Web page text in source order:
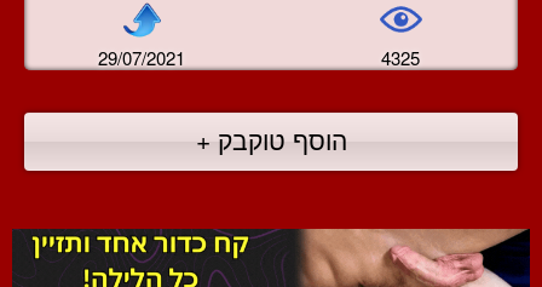
29/07/2021 4325
הוסף טוקבק +